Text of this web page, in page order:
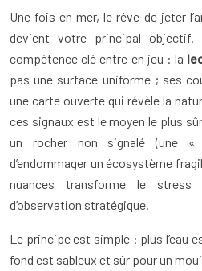
Une fois en mer, le rêve de jeter
devient votre principal objectif.
compétence clé entre en jeu : la
pas une surface uniforme ; ses
une carte ouverte qui révèle la
ces signaux est le moyen le plus
un rocher non signalé (une
d’endommager un écosystème
nuances transforme le
d’observation stratégique.
Le principe est simple : plus l’eau
fond est sableux et sûr pour un